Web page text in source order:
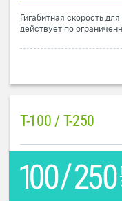
Гигабитная скорость
действует по
T-100 / T-250